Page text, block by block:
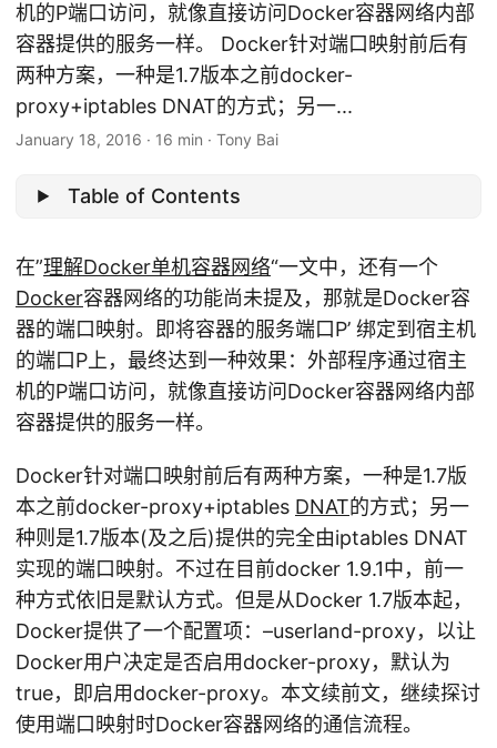
机的P端口访问，就像直接访问Docker容器网络内部
容器提供的服务一样。 Docker针对端口映射前后有
两种方案，一种是1.7版本之前docker-
proxy+iptables DNAT的方式；另一...
January 18, 2016 · 16 min · Tony Bai
Table of Contents
在”理解Docker单机容器网络“一文中，还有一个
Docker容器网络的功能尚未提及，那就是Docker容
器的端口映射。即将容器的服务端口P’ 绑定到宿主机
的端口P上，最终达到一种效果：外部程序通过宿主
机的P端口访问，就像直接访问Docker容器网络内部
容器提供的服务一样。
Docker针对端口映射前后有两种方案，一种是1.7版
本之前docker-proxy+iptables DNAT的方式；另一
种则是1.7版本(及之后)提供的完全由iptables DNAT
实现的端口映射。不过在目前docker 1.9.1中，前一
种方式依旧是默认方式。但是从Docker 1.7版本起，
Docker提供了一个配置项：–userland-proxy，以让
Docker用户决定是否启用docker-proxy，默认为
true，即启用docker-proxy。本文续前文，继续探讨
使用端口映射时Docker容器网络的通信流程。